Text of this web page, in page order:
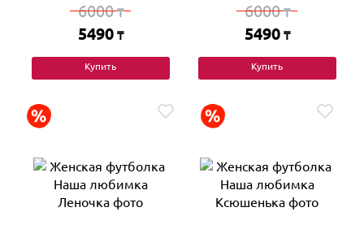
6000₸
5490 ₸
Купить
6000₸
5490 ₸
Купить